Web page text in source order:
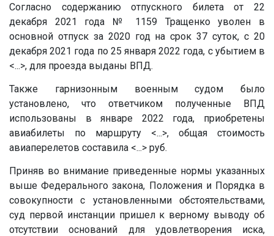
Согласно содержанию отпускного билета от 22
декабря 2021 года № 1159 Тращенко уволен в
основной отпуск за 2020 год на срок 37 суток, с 20
декабря 2021 года по 25 января 2022 года, с убытием в
<...>, для проезда выданы ВПД.
Также гарнизонным военным судом было
установлено, что ответчиком полученные ВПД
использованы в январе 2022 года, приобретены
авиабилеты по маршруту <...>, общая стоимость
авиаперелетов составила <...> руб.
Приняв во внимание приведенные нормы указанных
выше Федерального закона, Положения и Порядка в
совокупности с установленными обстоятельствами,
суд первой инстанции пришел к верному выводу об
отсутствии оснований для удовлетворения иска,